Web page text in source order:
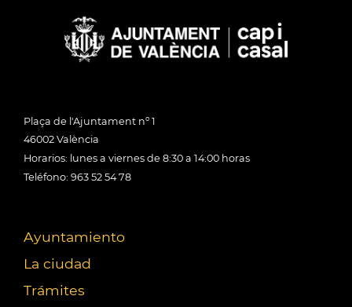
Plaça de l'Ajuntament nº 1
46002 València
Horarios: lunes a viernes de 8:30 a 14:00 horas
Teléfono: 963 52 54 78
Ayuntamiento
La ciudad
Trámites